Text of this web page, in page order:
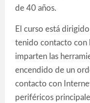
de 40 años.
El curso está
tenido contacto con
imparten las
encendido de un
contacto con
periféricos